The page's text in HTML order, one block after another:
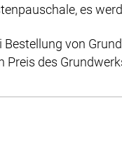
es
Bestellung von
Preis des